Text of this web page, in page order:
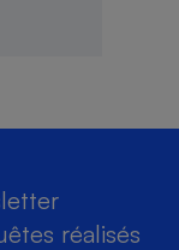
réalisés